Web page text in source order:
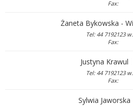
Fax:
Żaneta Bykowska -
Tel: 44 7192123
Fax:
Justyna Krawul
Tel: 44 7192123
Fax:
Sylwia Jaworska